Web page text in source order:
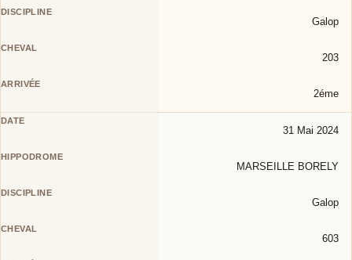
Galop
203
2éme
31 Mai 2024
MARSEILLE BORELY
Galop
603